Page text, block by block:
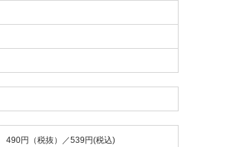
490円（税抜）／539円(税込)